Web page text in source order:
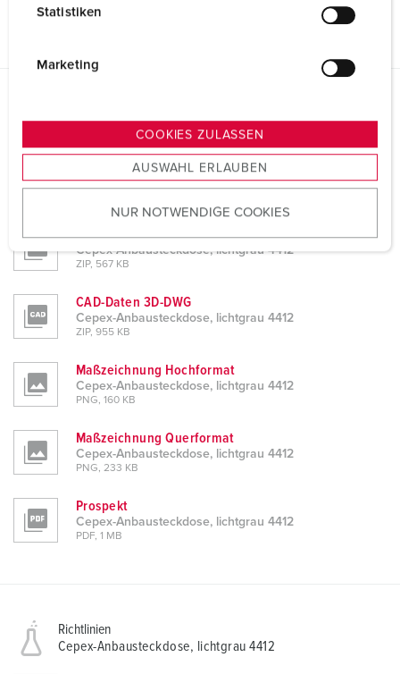
s
u
w
a
l
Statistiken
Marketing
COOKIES ZULASSEN
AUSWAHL ERLAUBEN
NUR NOTWENDIGE COOKIES
Cepex-Anbausteckdose, lichtgrau 4412
Produktinfoblatt
Cepex-Anbausteckdose, lichtgrau 4412
CAD-Daten STP
Cepex-Anbausteckdose, lichtgrau 4412
ZIP, 567 KB
CAD-Daten 3D-DWG
Cepex-Anbausteckdose, lichtgrau 4412
ZIP, 955 KB
Maßzeichnung Hochformat
Cepex-Anbausteckdose, lichtgrau 4412
PNG, 160 KB
Maßzeichnung Querformat
Cepex-Anbausteckdose, lichtgrau 4412
PNG, 233 KB
Prospekt
Cepex-Anbausteckdose, lichtgrau 4412
PDF, 1 MB
Richtlinien
Cepex-Anbausteckdose, lichtgrau 4412